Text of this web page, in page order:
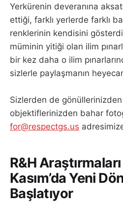
Yerkürenin deveranına
ettiği, farklı yerlerde farklı
renklerinin kendisini
müminin yitiği olan ilim
bir kez daha o ilim
sizlerle paylaşmanın
Sizlerden de gönüllerinizden
objektiflerinizden bahar
for@respectgs.us
R&H
Kasım’da Yeni
Başlatıyor